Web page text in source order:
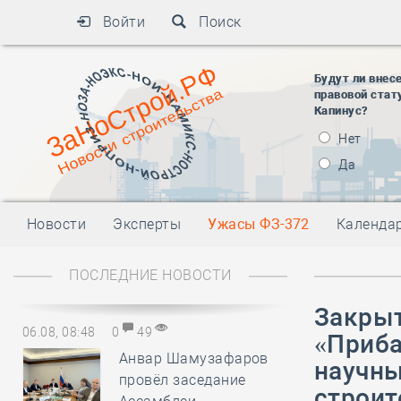
Войти Поиск
Будут ли
правовой
Капинус?
Нет
Да
Новости Эксперты Ужасы ФЗ-372
ПОСЛЕДНИЕ НОВОСТИ
06.08, 08:48 0 49
Анвар Шамузафаров
провёл заседание